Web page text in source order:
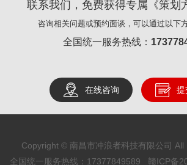
联系我们，免费获得专属《策划
咨询相关问题或预约面谈，可以通过以下
全国统一服务热线：
在线咨询 提
Copyright © 南昌市冲浪者科技有限公司 All
全国统一服务热线：17377849589 赣ICP备